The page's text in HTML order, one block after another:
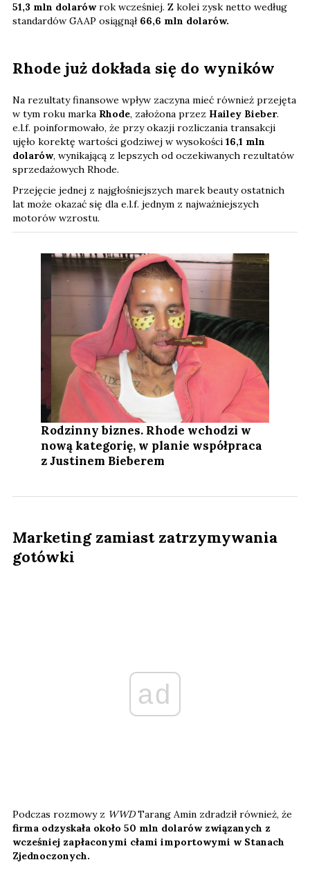
51,3 mln dolarówrok wcześniej. Z kolei zysk netto według
standardów GAAP osiągnął 66,6 mln dolarów.
Rhode już dokłada się do wyników
Na rezultaty finansowe wpływ zaczyna mieć również przejęta
w tym roku marka Rhode, założona przez Hailey Bieber.
e.l.f. poinformowało, że przy okazji rozliczania transakcji
ujęło korektę wartości godziwej w wysokości 16,1 mln
dolarów, wynikającą z lepszych od oczekiwanych rezultatów
sprzedażowych Rhode.
Przejęcie jednej z najgłośniejszych marek beauty ostatnich
lat może okazać się dla e.l.f. jednym z najważniejszych
motorów wzrostu.
Rodzinny biznes. Rhode wchodzi w
nową kategorię, w planie współpraca
z Justinem Bieberem
Marketing zamiast zatrzymywania
gotówki
ad
Podczas rozmowy z WWDTarang Amin zdradził również, że
firma odzyskała około 50 mln dolarów związanych z
wcześniej zapłaconymi cłami importowymi w Stanach
Zjednoczonych.